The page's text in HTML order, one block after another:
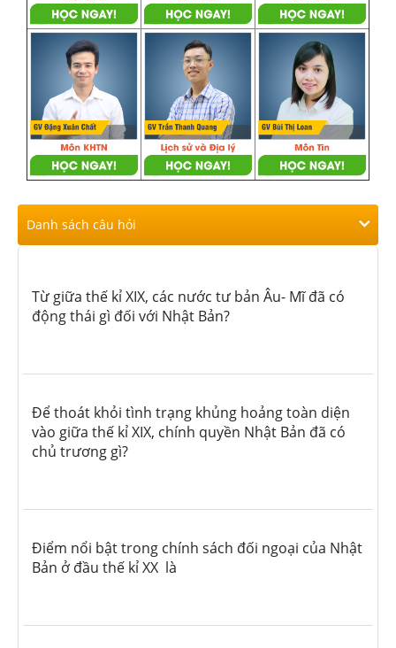
Danh sách câu hỏi
Từ giữa thế kỉ XIX, các nước tư bản Âu- Mĩ đã có
động thái gì đối với Nhật Bản?
Để thoát khỏi tình trạng khủng hoảng toàn diện
vào giữa thế kỉ XIX, chính quyền Nhật Bản đã có
chủ trương gì?
Điểm nổi bật trong chính sách đối ngoại của Nhật
Bản ở đầu thế kỉ XX là